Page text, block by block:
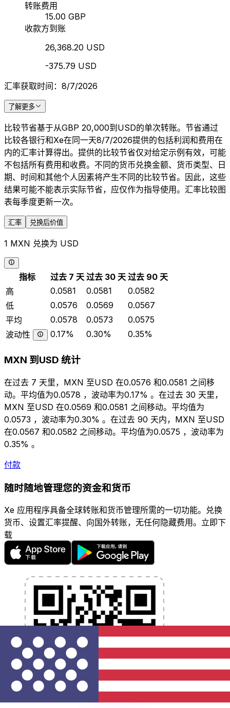
转账费用
15.00 GBP
收款方到账
26,368.20 USD
-375.79 USD
汇率获取时间：8/7/2026
了解更多
比较节省基于从GBP 20,000到USD的单次转账。节省通过
比较各银行和Xe在同一天8/7/2026提供的包括利润和费用在
内的汇率计算得出。提供的比较节省仅对给定示例有效，可能
不包括所有费用和收费。不同的货币兑换金额、货币类型、日
期、时间和其他个人因素将产生不同的比较节省。因此，这些
结果可能不能表示实际节省，应仅作为指导使用。汇率比较图
表每季度更新一次。
汇率 兑换后价值
1 MXN 兑换为 USD
指标 过去 7 天 过去 30 天 过去 90 天
高
0.0581 0.0581
0.0582
低
0.0576 0.0569
0.0567
平均
0.0578 0.0573
0.0575
波动性
0.17% 0.30% 0.35%
MXN 到USD 统计
在过去 7 天里，MXN 至USD 在0.0576 和0.0581 之间移
动。平均值为0.0578 ，波动率为0.17% 。在过去 30 天里，
MXN 至USD 在0.0569 和0.0581 之间移动。平均值为
0.0573 ，波动率为0.30% 。在过去 90 天内，MXN 至USD
在0.0567 和0.0582 之间移动。平均值为0.0575 ，波动率为
0.35% 。
付款
随时随地管理您的资金和货币
Xe 应用程序具备全球转账和货币管理所需的一切功能。兑换
货币、设置汇率提醒、向国外转账，无任何隐藏费用。立即下
载